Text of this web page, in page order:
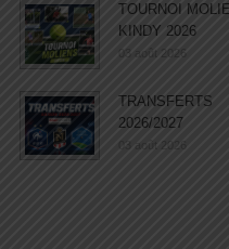
TOURNOI
KINDY 2026
03 août 2026
TRANSFERTS
2026/2027
03 août 2026